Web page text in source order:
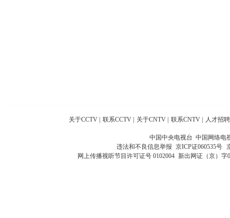
关于CCTV 联系CCTV 关于CNTV 联系CNTV 人才招聘
中国中央电视台 中国网络电
违法和不良信息举报 京ICP证060535号
网上传播视听节目许可证号 0102004 新出网证（京）